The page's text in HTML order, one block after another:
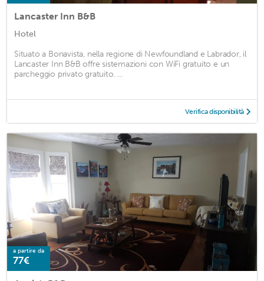
Lancaster Inn B&B
Hotel
Situato a Bonavista, nella regione di Newfoundland e Labrador, il
Lancaster Inn B&B offre sistemazioni con WiFi gratuito e un
parcheggio privato gratuito. ...
Verifica disponibilità
a partire da
77€